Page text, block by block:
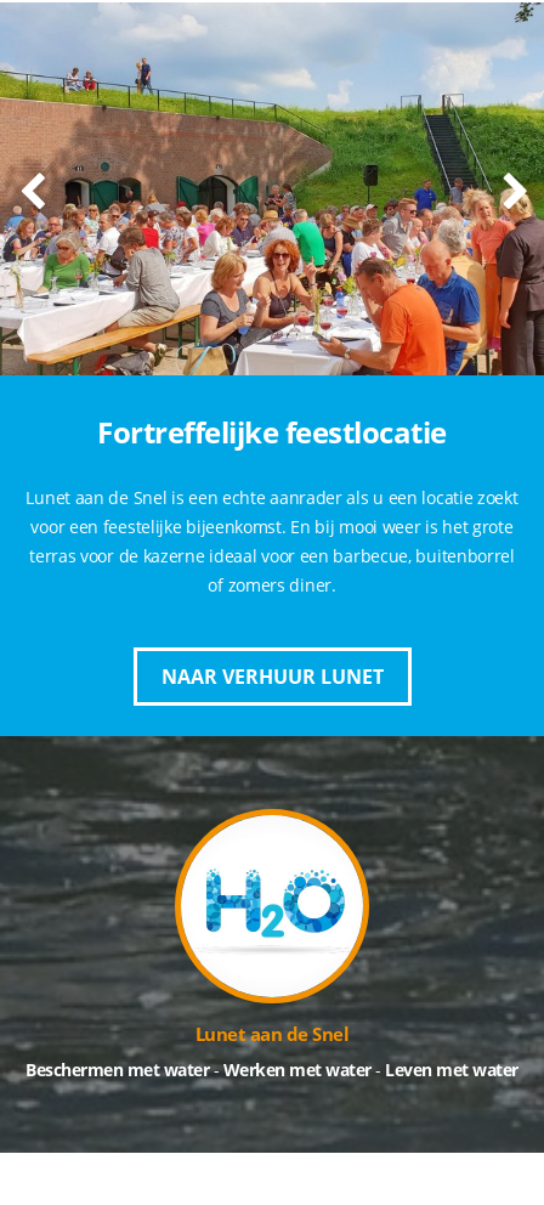
Fortreffelijke feestlocatie
Lunet aan de Snel is een echte aanrader als u een locatie zoekt
voor een feestelijke bijeenkomst. En bij mooi weer is het grote
terras voor de kazerne ideaal voor een barbecue, buitenborrel
of zomers diner.
NAAR VERHUUR LUNET
Lunet aan de Snel
Beschermen met water-Werken met water- Leven met water